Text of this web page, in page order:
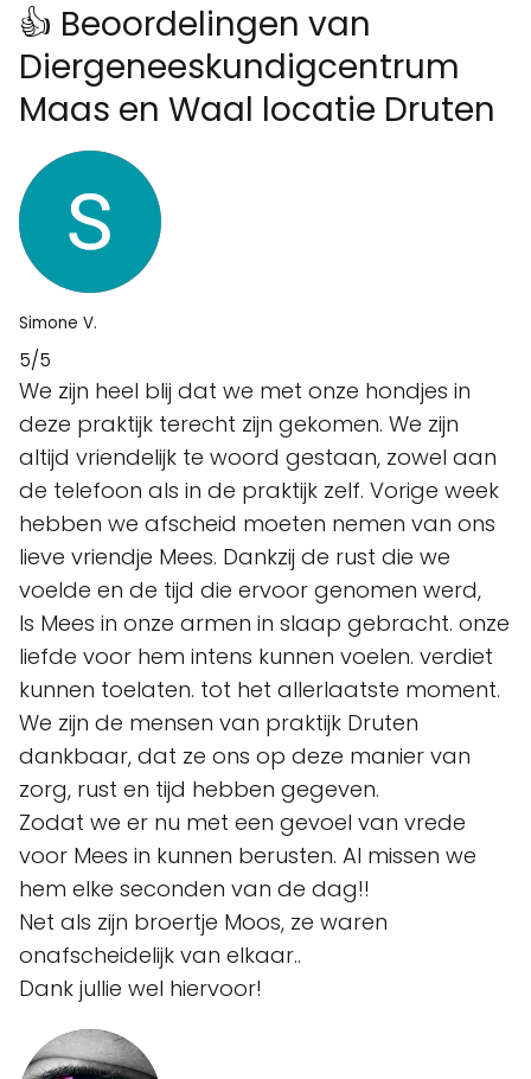
👍 Beoordelingen van
Diergeneeskundigcentrum
Maas en Waal locatie Druten
Simone V.
5/5
We zijn heel blij dat we met onze hondjes in
deze praktijk terecht zijn gekomen. We zijn
altijd vriendelijk te woord gestaan, zowel aan
de telefoon als in de praktijk zelf. Vorige week
hebben we afscheid moeten nemen van ons
lieve vriendje Mees. Dankzij de rust die we
voelde en de tijd die ervoor genomen werd,
Is Mees in onze armen in slaap gebracht. onze
liefde voor hem intens kunnen voelen. verdiet
kunnen toelaten. tot het allerlaatste moment.
We zijn de mensen van praktijk Druten
dankbaar, dat ze ons op deze manier van
zorg, rust en tijd hebben gegeven.
Zodat we er nu met een gevoel van vrede
voor Mees in kunnen berusten. Al missen we
hem elke seconden van de dag!!
Net als zijn broertje Moos, ze waren
onafscheidelijk van elkaar..
Dank jullie wel hiervoor!